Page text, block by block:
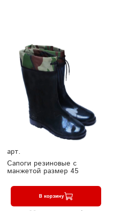
арт.
Сапоги резиновые с
манжетой размер 45
В корзину